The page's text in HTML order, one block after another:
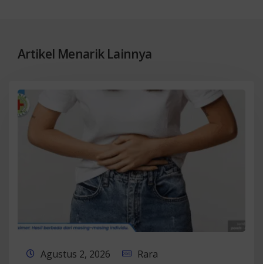
Artikel Menarik Lainnya
Agustus 2, 2026 Rara